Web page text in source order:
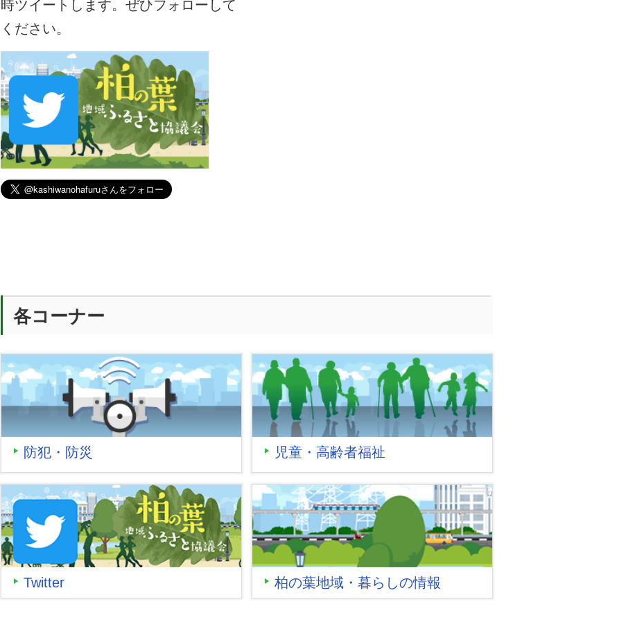
時ツイートします。ぜひフォローして
ください。
各コーナー
防犯・防災 児童・高齢者福祉
Twitter 柏の葉地域・暮らしの情報